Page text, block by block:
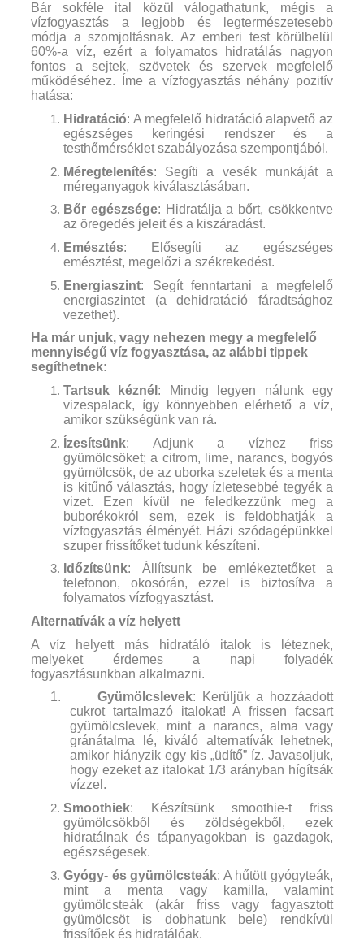
Bár sokféle ital közül válogathatunk, mégis a
vízfogyasztás a legjobb és legtermészetesebb
módja a szomjoltásnak. Az emberi test körülbelül
60%-a víz, ezért a folyamatos hidratálás nagyon
fontos a sejtek, szövetek és szervek megfelelő
működéséhez. Íme a vízfogyasztás néhány pozitív
hatása:
Hidratáció: A megfelelő hidratáció alapvető az
egészséges keringési rendszer és a
testhőmérséklet szabályozása szempontjából.
Méregtelenítés: Segíti a vesék munkáját a
méreganyagok kiválasztásában.
Bőr egészsége: Hidratálja a bőrt, csökkentve
az öregedés jeleit és a kiszáradást.
Emésztés: Elősegíti az egészséges
emésztést, megelőzi a székrekedést.
Energiaszint: Segít fenntartani a megfelelő
energiaszintet (a dehidratáció fáradtsághoz
vezethet).
Ha már unjuk, vagy nehezen megy a megfelelő
mennyiségű víz fogyasztása, az alábbi tippek
segíthetnek:
Tartsuk kéznél : Mindig legyen nálunk egy
vizespalack, így könnyebben elérhető a víz,
amikor szükségünk van rá.
Ízesítsünk: Adjunk a vízhez friss
gyümölcsöket; a citrom, lime, narancs, bogyós
gyümölcsök, de az uborka szeletek és a menta
is kitűnő választás, hogy ízletesebbé tegyék a
vizet. Ezen kívül ne feledkezzünk meg a
buborékokról sem, ezek is feldobhatják a
vízfogyasztás élményét. Házi szódagépünkkel
szuper frissítőket tudunk készíteni.
Időzítsünk: Állítsunk be emlékeztetőket a
telefonon, okosórán, ezzel is biztosítva a
folyamatos vízfogyasztást.
Alternatívák a víz helyett
A víz helyett más hidratáló italok is léteznek,
melyeket érdemes a napi folyadék
fogyasztásunkban alkalmazni.
1.
Gyümölcslevek: Kerüljük a hozzáadott
cukrot tartalmazó italokat! A frissen facsart
gyümölcslevek, mint a narancs, alma vagy
gránátalma lé, kiváló alternatívák lehetnek,
amikor hiányzik egy kis „üdítő” íz. Javasoljuk,
hogy ezeket az italokat 1/3 arányban hígítsák
vízzel.
Smoothiek: Készítsünk smoothie-t friss
gyümölcsökből és zöldségekből, ezek
hidratálnak és tápanyagokban is gazdagok,
egészségesek.
Gyógy- és gyümölcsteák: A hűtött gyógyteák,
mint a menta vagy kamilla, valamint
gyümölcsteák (akár friss vagy fagyasztott
gyümölcsöt is dobhatunk bele) rendkívül
frissítőek és hidratálóak.